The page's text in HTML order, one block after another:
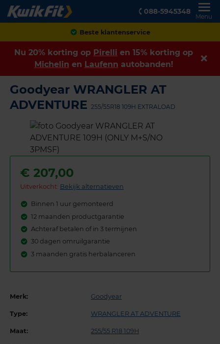
088-5945348
Menu
Achteraf betalen
Nu 20% korting op Pirelli en 15% korting op
Michelin en Laufenn autobanden!
Goodyear WRANGLER AT
ADVENTURE 255/55R18 109H EXTRALOAD
€ 207,00
Uitverkocht: Bekijk alternatieven
Binnen 1 uur gemonteerd
12 maanden productgarantie
Achteraf betalen of in 3 termijnen
30 dagen omruilgarantie
3 maanden gratis herbalanceren
Merk: Goodyear
Type: WRANGLER AT ADVENTURE
Maat: 255/55 R18 109H